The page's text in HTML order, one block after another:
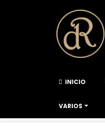
INICIO
VARIOS